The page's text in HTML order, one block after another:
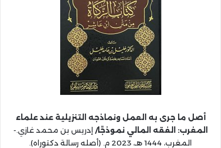
أصل ما جرى به العمل ونماذجه التنزيلية عند علماء
المغرب: الفقه المالي نموذجًا/ إدريس بن محمد غازي.-
المغرب، 1444 هـ، 2023 م. (أصله رسالة دكتوراه).